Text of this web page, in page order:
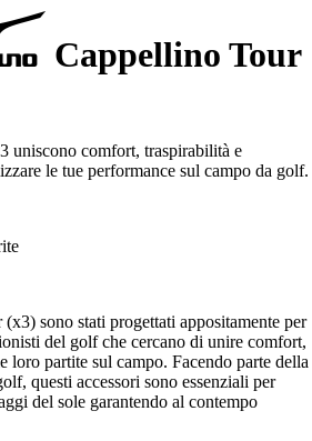
Cappellino Tour
uniscono comfort, traspirabilità e
le tue performance sul campo da golf.
sono stati progettati appositamente per
del golf che cercano di unire comfort,
loro partite sul campo. Facendo parte della
questi accessori sono essenziali per
del sole garantendo al contempo